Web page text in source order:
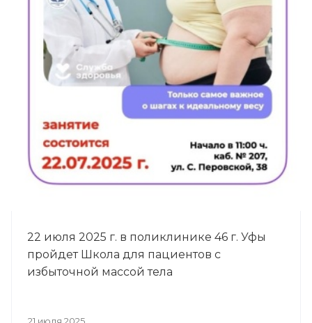
22 июля 2025 г. в поликлинике 46 г. Уфы
пройдет Школа для пациентов с
избыточной массой тела